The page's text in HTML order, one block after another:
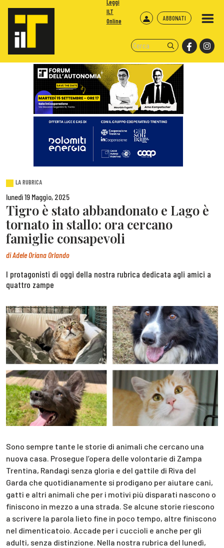
ABBONATI
Leggi
ILT
Online
LA RUBRICA
lunedì 19 Maggio, 2025
Tigro è stato abbandonato e Lago è
tornato in stallo: ora cercano
famiglie consapevoli
diAdele Oriana Orlando
I protagonisti di oggi della nostra rubrica dedicata agli amici a
quattro zampe
Sono sempre tante le storie di animali che cercano una
nuova casa. Prosegue l’opera delle volontarie di Zampa
Trentina, Randagi senza gloria e del gattile di Riva del
Garda che quotidianamente si prodigano per aiutare cani,
gatti e altri animali che per i motivi più disparati nascono o
finiscono in mezzo a una strada. Se alcune storie riescono
a scrivere la parola lieto fine in poco tempo, altre finiscono
nel dimenticatoio. Accade per i cuccioli e anche per gli
adulti, senza distinzione. Nella nostra rubrica del lunedì,